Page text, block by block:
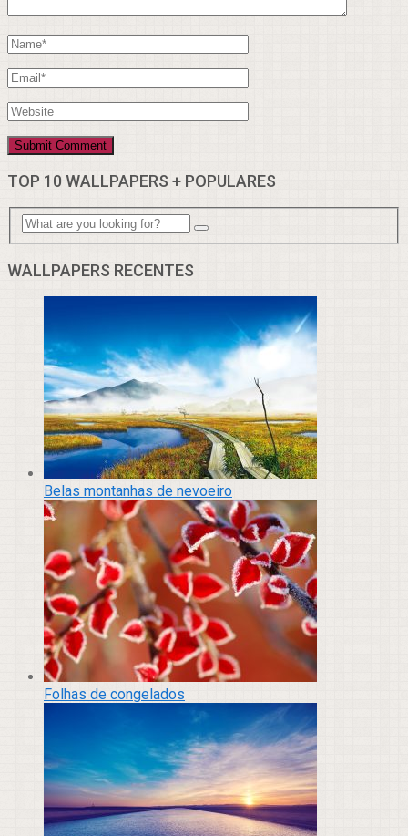
TOP 10 WALLPAPERS + POPULARES
WALLPAPERS RECENTES
Belas montanhas de nevoeiro
Folhas de congelados